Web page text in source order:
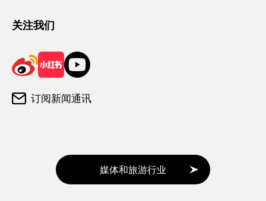
关注我们
订阅新闻通讯
媒体和旅游行业